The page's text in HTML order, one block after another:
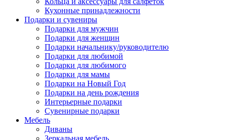
Кухонные принадлежности
Подарки и сувениры
Подарки для мужчин
Подарки для женщин
Подарки начальнику/руководителю
Подарки для любимой
Подарки для любимого
Подарки для мамы
Подарки на Новый Год
Подарки на день рождения
Интерьерные подарки
Сувенирные подарки
Мебель
Диваны
Зеркальная мебель